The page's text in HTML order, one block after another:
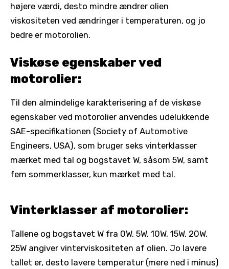
højere værdi, desto mindre ændrer olien
viskositeten ved ændringer i temperaturen, og jo
bedre er motorolien.
Viskøse egenskaber ved
motorolier:
Til den almindelige karakterisering af de viskøse
egenskaber ved motorolier anvendes udelukkende
SAE-specifikationen (Society of Automotive
Engineers, USA), som bruger seks vinterklasser
mærket med tal og bogstavet W, såsom 5W, samt
fem sommerklasser, kun mærket med tal.
Vinterklasser af motorolier:
Tallene og bogstavet W fra 0W, 5W, 10W, 15W, 20W,
25W angiver vinterviskositeten af olien. Jo lavere
tallet er, desto lavere temperatur (mere ned i minus)